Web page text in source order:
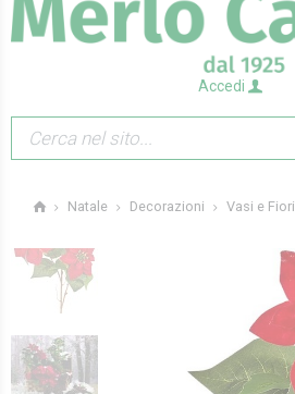
Accedi
Natale Decorazioni Vasi e Fiori